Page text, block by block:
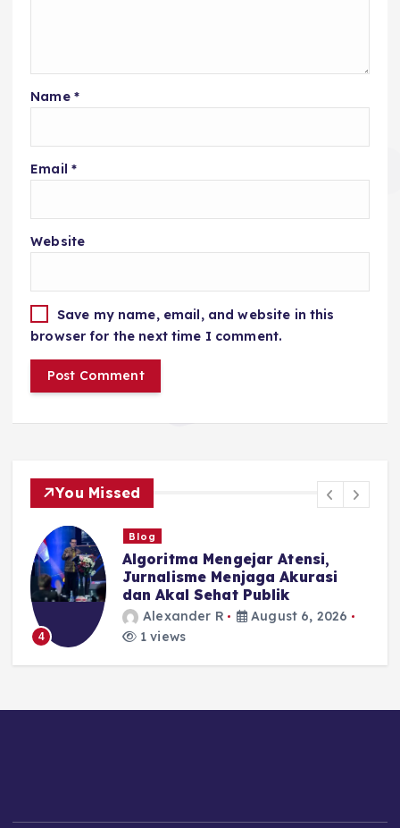
Name *
Email *
Website
Save my name, email, and website in this
browser for the next time I comment.
You Missed
4
Blog
Algoritma Mengejar Atensi,
Jurnalisme Menjaga Akurasi
dan Akal Sehat Publik
Alexander R
August 6, 2026
1 views